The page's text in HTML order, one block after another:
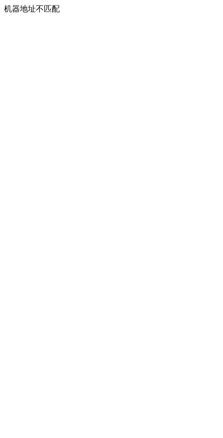
机器地址不匹配